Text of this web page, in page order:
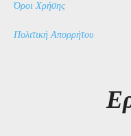
Όροι Χρήσης
Πολιτική Απορρήτου